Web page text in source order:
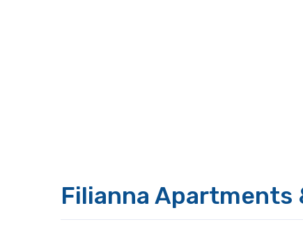
Filianna Apartments